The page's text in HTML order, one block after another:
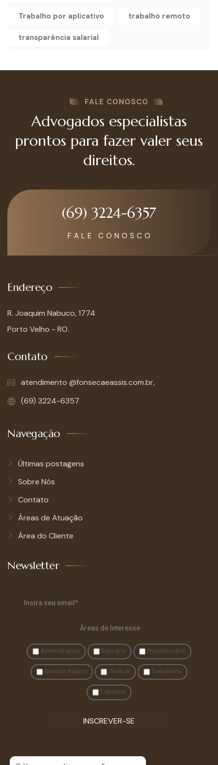
Trabalho por aplicativo trabalho remoto
transparência salarial
FALE CONOSCO
Advogados especialistas
prontos para fazer valer seus
direitos.
(69) 3224-6357
F A L E C O N O S C O
Endereço
R. Joaquim Nabuco, 1774
Porto Velho - RO.
Contato
atendimento @fonsecaeassis.com.br,
(69) 3224-6357
Navegação
Últimas postagens
Sobre Nós
Contato
Áreas de Atuação
Área do Cliente
Newsletter
Áreas de Interesse
Administrativo Bancário Previdenciário
Servidor Público Sindical Trabalhista
Tributário
INSCREVER-SE